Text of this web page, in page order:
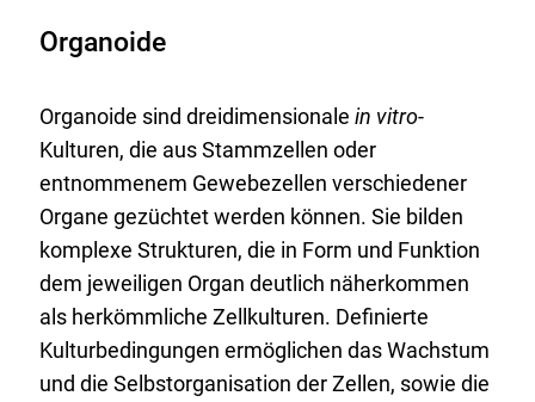
Organoide
Organoide sind dreidimensionale in vitro-
Kulturen, die aus Stammzellen oder
entnommenem Gewebezellen verschiedener
Organe gezüchtet werden können. Sie bilden
komplexe Strukturen, die in Form und Funktion
dem jeweiligen Organ deutlich näherkommen
als herkömmliche Zellkulturen. Definierte
Kulturbedingungen ermöglichen das Wachstum
und die Selbstorganisation der Zellen, sowie die